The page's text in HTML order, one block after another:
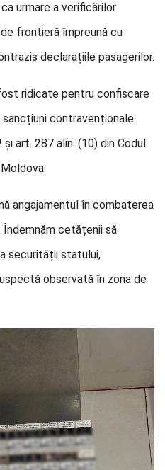
urmare a verificărilor
frontieră împreună cu
declarațiile pasagerilor.
ridicate pentru confiscare
sancțiuni contravenționale
art. 287 alin. (10) din Codul
angajamentul în combaterea
cetățenii să
securității statului,
observată în zona de